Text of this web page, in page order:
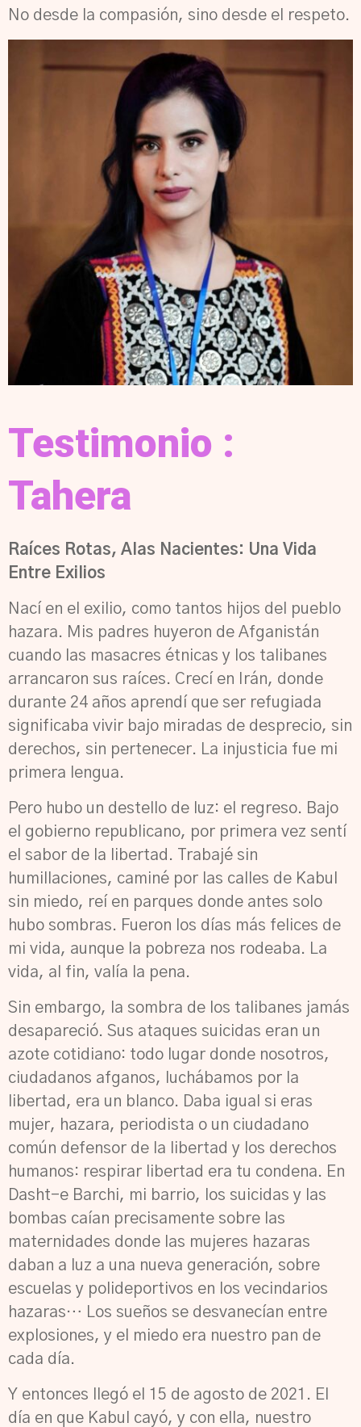
No desde la compasión, sino desde el respeto.
Testimonio :
Tahera
Raíces Rotas, Alas Nacientes: Una Vida
Entre Exilios
Nací en el exilio, como tantos hijos del pueblo
hazara. Mis padres huyeron de Afganistán
cuando las masacres étnicas y los talibanes
arrancaron sus raíces. Crecí en Irán, donde
durante 24 años aprendí que ser refugiada
significaba vivir bajo miradas de desprecio, sin
derechos, sin pertenecer. La injusticia fue mi
primera lengua.
Pero hubo un destello de luz: el regreso. Bajo
el gobierno republicano, por primera vez sentí
el sabor de la libertad. Trabajé sin
humillaciones, caminé por las calles de Kabul
sin miedo, reí en parques donde antes solo
hubo sombras. Fueron los días más felices de
mi vida, aunque la pobreza nos rodeaba. La
vida, al fin, valía la pena.
Sin embargo, la sombra de los talibanes jamás
desapareció. Sus ataques suicidas eran un
azote cotidiano: todo lugar donde nosotros,
ciudadanos afganos, luchábamos por la
libertad, era un blanco. Daba igual si eras
mujer, hazara, periodista o un ciudadano
común defensor de la libertad y los derechos
humanos: respirar libertad era tu condena. En
Dasht-e Barchi, mi barrio, los suicidas y las
bombas caían precisamente sobre las
maternidades donde las mujeres hazaras
daban a luz a una nueva generación, sobre
escuelas y polideportivos en los vecindarios
hazaras… Los sueños se desvanecían entre
explosiones, y el miedo era nuestro pan de
cada día.
Y entonces llegó el 15 de agosto de 2021. El
día en que Kabul cayó, y con ella, nuestro